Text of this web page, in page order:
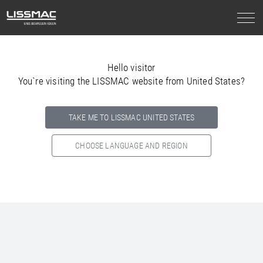
Hello visitor
You`re visiting the LISSMAC website from United States?
TAKE ME TO LISSMAC UNITED STATES
CHOOSE LANGUAGE AND REGION